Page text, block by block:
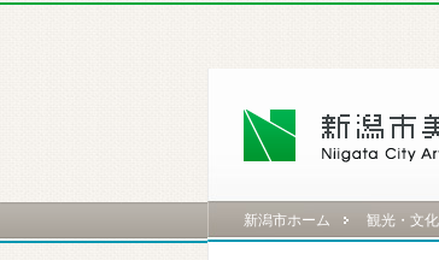
新潟市ホーム 観光・文